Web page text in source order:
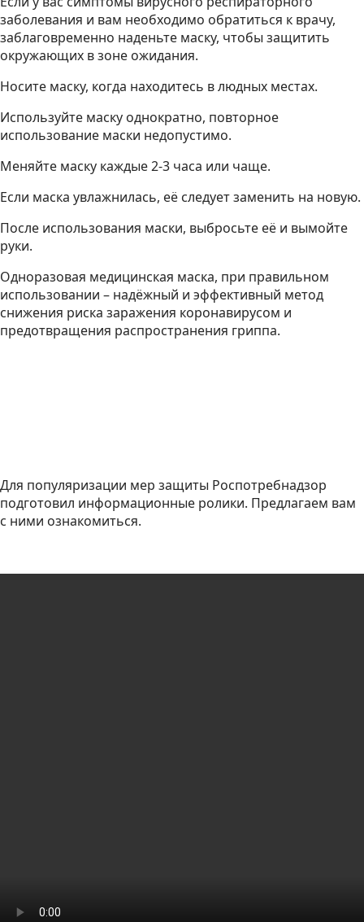
заболевания и вам необходимо обратиться к врачу,
заблаговременно наденьте маску, чтобы защитить
окружающих в зоне ожидания.
Носите маску, когда находитесь в людных местах.
Используйте маску однократно, повторное
использование маски недопустимо.
Меняйте маску каждые 2-3 часа или чаще.
Если маска увлажнилась, её следует заменить на новую.
После использования маски, выбросьте её и вымойте
руки.
Одноразовая медицинская маска, при правильном
использовании – надёжный и эффективный метод
снижения риска заражения коронавирусом и
предотвращения распространения гриппа.
Для популяризации мер защиты Роспотребнадзор
подготовил информационные ролики. Предлагаем вам
с ними ознакомиться.